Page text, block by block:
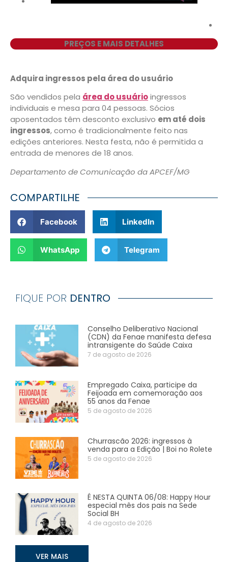
PREÇOS E MAIS DETALHES
Adquira ingressos pela área do usuário
São vendidos pela área do usuárioingressos
individuais e mesa para 04 pessoas. Sócios
aposentados têm desconto exclusivo em até dois
ingressos, como é tradicionalmente feito nas
edições anteriores. Nesta festa, não é permitida a
entrada de menores de 18 anos.
Departamento de Comunicação da APCEF/MG
COMPARTILHE
Facebook LinkedIn
WhatsApp Telegram
FIQUE POR DENTRO
Conselho Deliberativo Nacional
(CDN) da Fenae manifesta defesa
intransigente do Saúde Caixa
7 de agosto de 2026
Empregado Caixa, participe da
Feijoada em comemoração aos
55 anos da Fenae
5 de agosto de 2026
Churrascão 2026: ingressos à
venda para a Edição | Boi no Rolete
5 de agosto de 2026
É NESTA QUINTA 06/08: Happy Hour
especial mês dos pais na Sede
Social BH
4 de agosto de 2026
VER MAIS